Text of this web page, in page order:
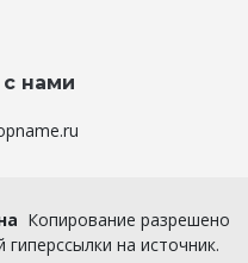
с нами
Копирование разрешено
на источник.